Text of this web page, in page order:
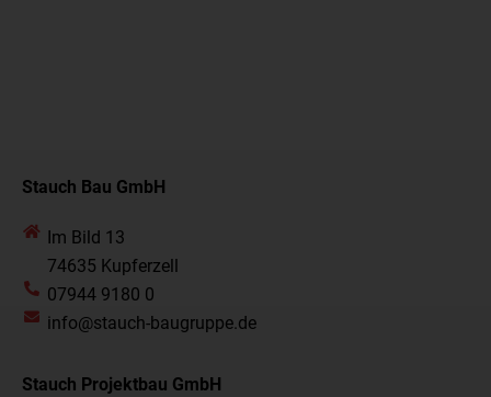
Stauch Bau GmbH
Im Bild 13
74635 Kupferzell
07944 9180 0
info@stauch-baugruppe.de
Stauch Projektbau GmbH